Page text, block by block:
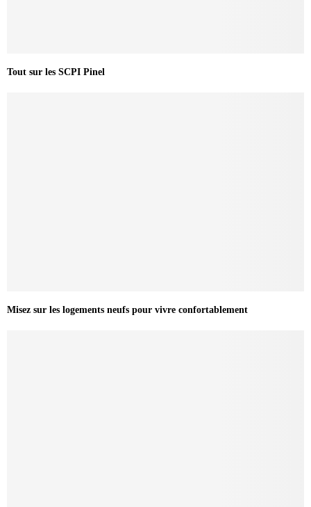
Tout sur les SCPI Pinel
Misez sur les logements neufs pour vivre confortablement